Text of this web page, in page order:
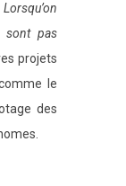
sont pas
projets
le
des